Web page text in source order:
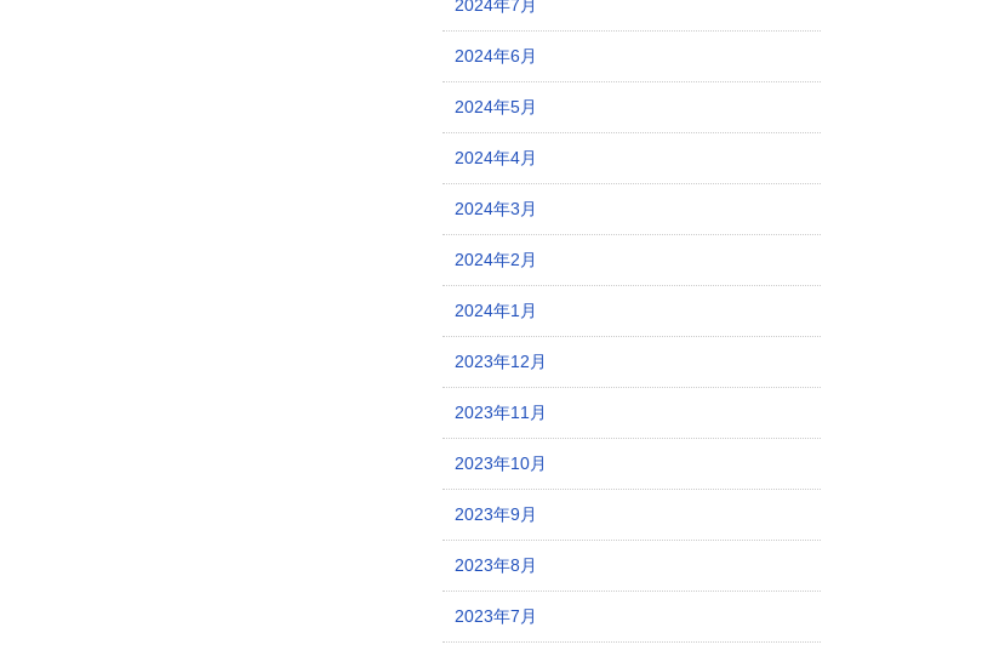
2024年7月
2024年6月
2024年5月
2024年4月
2024年3月
2024年2月
2024年1月
2023年12月
2023年11月
2023年10月
2023年9月
2023年8月
2023年7月